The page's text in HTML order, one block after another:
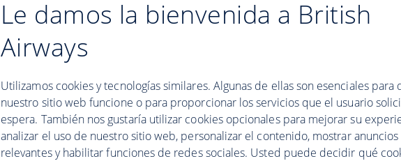
Le damos la bienvenida a British
Airways
Utilizamos cookies y tecnologías similares. Algunas de ellas son esenciales para
nuestro sitio web funcione o para proporcionar los servicios que el usuario
espera. También nos gustaría utilizar cookies opcionales para mejorar su
analizar el uso de nuestro sitio web, personalizar el contenido, mostrar anuncios
relevantes y habilitar funciones de redes sociales. Usted puede decidir qué